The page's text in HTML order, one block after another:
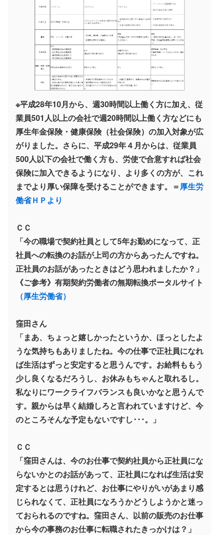
※平成28年10月から、週30時間以上働く方に加え、従
業員501人以上の会社で週20時間以上働く方などにも
厚生年金保険・健康保険（社会保険）の加入対象が広
がりました。さらに、平成29年４月からは、従業員
500人以下の会社で働く方も、労使で合意すれば社会
保険に加入できるようになり、より多くの方が、これ
までより厚い保障を受けることができます。＝厚生労
働省ＨＰより
ＣＣ
「今の職場で契約社員として5年お勤めになって、正
社員への転換のお話が上司の方からあったんですね。
正社員のお話があったときはどう思われましたか？」
《ご参考》有期契約労働者の無期転換ポータルサイト
（厚生労働省）
窪田さん
「まあ、ちょっと嬉しかったというか、ほっとしたよ
うな気持ちもありましたね。今の仕事で正社員になれ
ば生活はずっと安定すると思うんです。お給料ももう
少し良くなるだろうし、お休みもちゃんと取れるし。
私なりにワークライフバランスも良いかなと思うんで
す。親からは早く結婚しろと言われていますけど、今
のところそんな予定もないですし･･･。」
ＣＣ
「窪田さんは、今のお仕事で契約社員から正社員にな
らないかとのお話があって、正社員になれば生活は安
定するとは思うけれど、お仕事にやりがいがあまり感
じられなくて、正社員になろうかどうしようかと迷っ
ておられるのですね。窪田さん、以前の販売のお仕事
から今の事務のお仕事に転職されたきっかけは？」